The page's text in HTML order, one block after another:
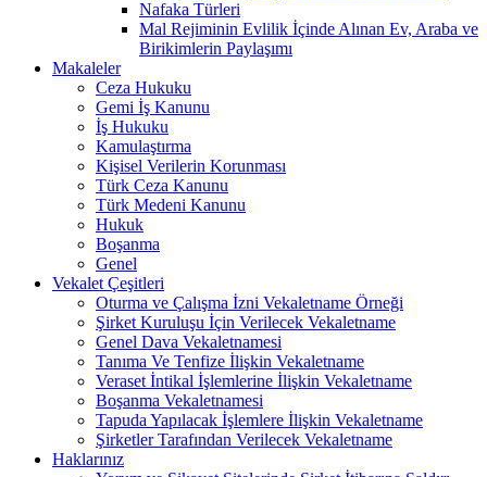
Nafaka Türleri
Mal Rejiminin Evlilik İçinde Alınan Ev, Araba ve
Birikimlerin Paylaşımı
Makaleler
Ceza Hukuku
Gemi İş Kanunu
İş Hukuku
Kamulaştırma
Kişisel Verilerin Korunması
Türk Ceza Kanunu
Türk Medeni Kanunu
Hukuk
Boşanma
Genel
Vekalet Çeşitleri
Oturma ve Çalışma İzni Vekaletname Örneği
Şirket Kuruluşu İçin Verilecek Vekaletname
Genel Dava Vekaletnamesi
Tanıma Ve Tenfize İlişkin Vekaletname
Veraset İntikal İşlemlerine İlişkin Vekaletname
Boşanma Vekaletnamesi
Tapuda Yapılacak İşlemlere İlişkin Vekaletname
Şirketler Tarafından Verilecek Vekaletname
Haklarınız